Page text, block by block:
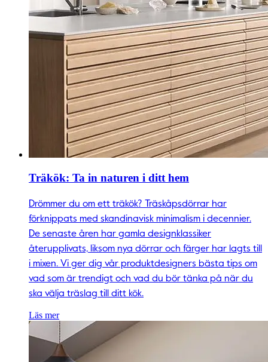
Träkök: Ta in naturen i ditt hem
Drömmer du om ett träkök? Träskåpsdörrar har
förknippats med skandinavisk minimalism i decennier.
De senaste åren har gamla designklassiker
återupplivats, liksom nya dörrar och färger har lagts till
i mixen. Vi ger dig vår produktdesigners bästa tips om
vad som är trendigt och vad du bör tänka på när du
ska välja träslag till ditt kök.
Läs mer